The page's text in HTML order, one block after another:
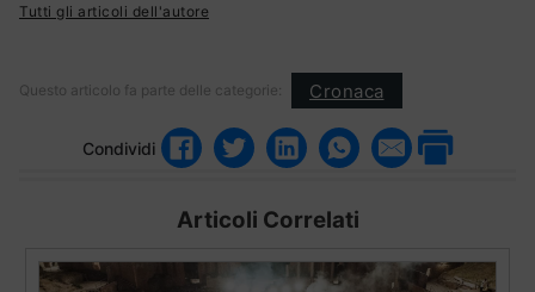
Tutti gli articoli dell'autore
Questo articolo fa parte delle categorie: Cronaca
Condividi
Articoli Correlati